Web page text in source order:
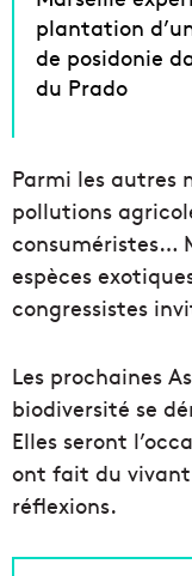
plantation
de posidonie
du Prado
Parmi les autres
pollutions
consuméristes…
espèces
congressistes
Les prochaines
biodiversité se
Elles seront
ont fait du
réflexions.